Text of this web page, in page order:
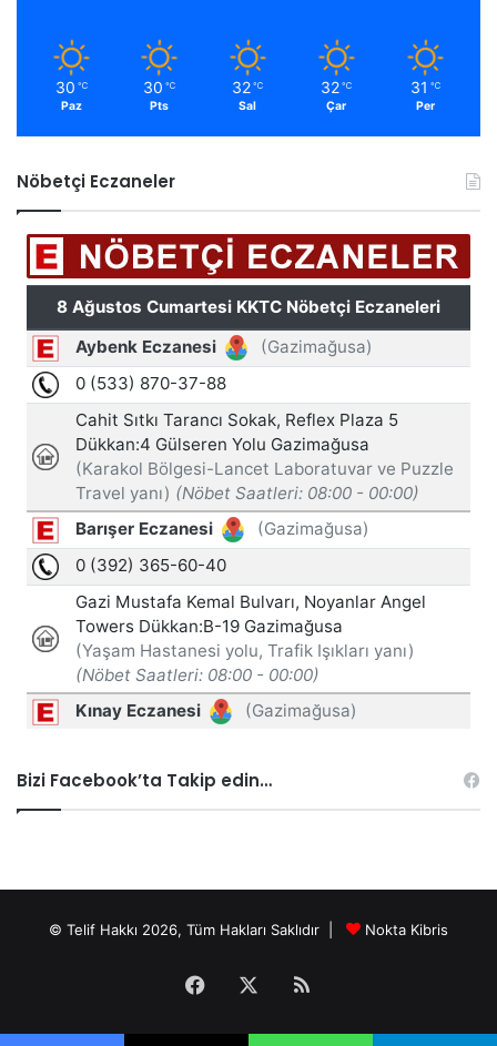
30 ℃
Paz
30 ℃
Pts
32 ℃
Sal
32 ℃
Çar
31 ℃
Per
Nöbetçi Eczaneler
Bizi Facebook’ta Takip edin…
© Telif Hakkı 2026, Tüm Hakları Saklıdır | Nokta Kibris
Facebook